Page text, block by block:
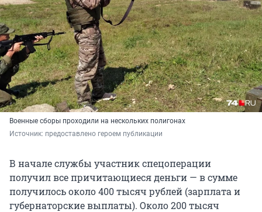
Военные сборы проходили на нескольких полигонах
Источник: предоставлено героем публикации
В начале службы участник спецоперации
получил все причитающиеся деньги — в сумме
получилось около 400 тысяч рублей (зарплата и
губернаторские выплаты). Около 200 тысяч